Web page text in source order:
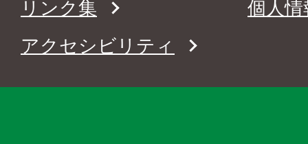
リンク集
個人
アクセシビリティ